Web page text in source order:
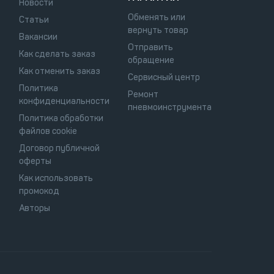
Новости
Статьи
Вакансии
Как сделать заказ
Как отменить заказ
Политика
конфиденциальности
Политика обработки
файлов cookie
Договор публичной
оферты
Как использовать
промокод
Авторы
Обменять или
вернуть товар
Отправить
обращение
Сервисный центр
Ремонт
пневмоинструмента